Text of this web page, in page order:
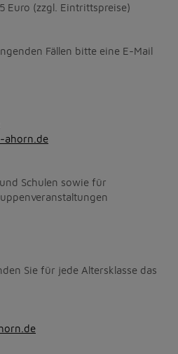
Euro (zzgl. Eintrittspreise)
Fällen bitte eine E-Mail
ahorn.de
Schulen sowie für
Sie für jede Altersklasse das